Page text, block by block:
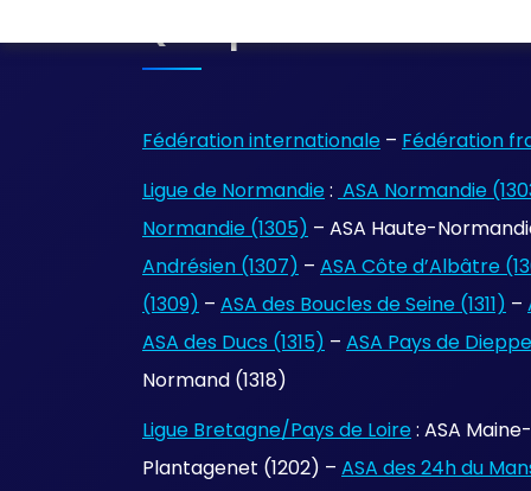
Quelques Liens
Fédération internationale – Fédération
Ligue de Normandie : ASA Normandie
Normandie (1305) – ASA Haute-
Andrésien (1307) – ASA Côte d’Albâtre
(1309) – ASA des Boucles de Seine (1311) –
ASA des Ducs (1315) – ASA Pays de
Normand (1318)
Ligue Bretagne/Pays de Loire : ASA
Plantagenet (1202) – ASA des 24h du